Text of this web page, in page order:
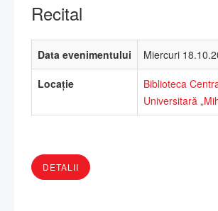
Recital
Data evenimentului Miercuri
Locație
Biblioteca
Universitară
DETALII